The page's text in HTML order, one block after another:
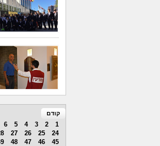
קודם
1
2
3
4
5
6
24
25
26
27
45
46
47
48